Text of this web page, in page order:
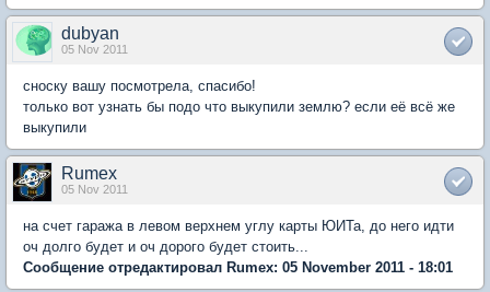
dubyan
05 Nov 2011
сноску вашу посмотрела, спасибо!
только вот узнать бы подо что выкупили землю? если её всё же
выкупили
Rumex
05 Nov 2011
на счет гаража в левом верхнем углу карты ЮИТа, до него идти
оч долго будет и оч дорого будет стоить...
Сообщение отредактировал Rumex: 05 November 2011 - 18:01